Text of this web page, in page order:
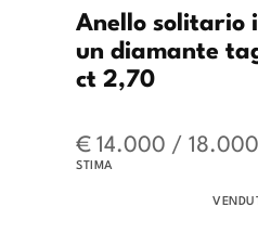
Anello solitario
un diamante
ct 2,70
€ 14.000 / 18.000
STIMA